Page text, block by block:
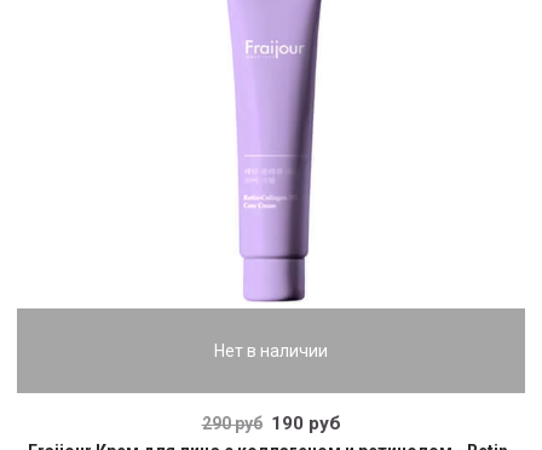
Нет в наличии
290 руб 190 руб